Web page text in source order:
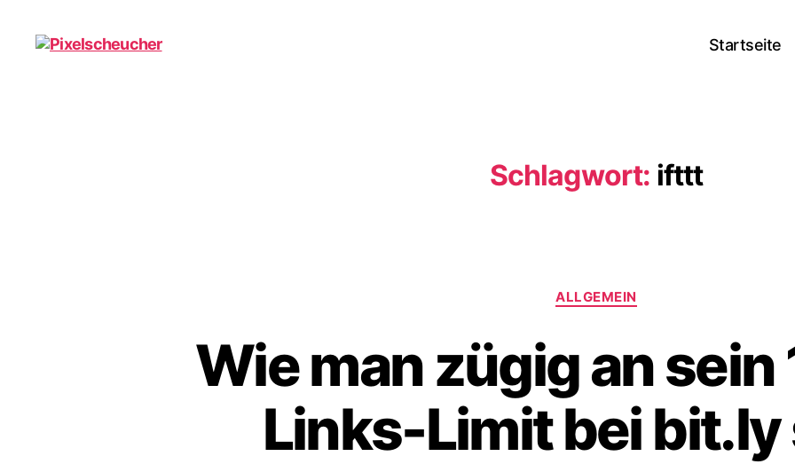
Startseite
Schlagwort: ifttt
Kategorien
ALLGEMEIN
Wie man zügig an
Links-Limit bei